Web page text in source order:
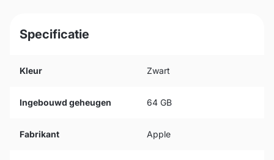
Specificatie
Kleur Zwart
Ingebouwd geheugen 64 GB
Fabrikant Apple